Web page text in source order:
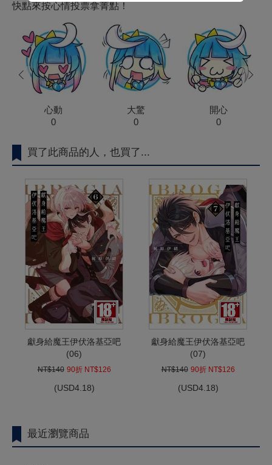
快點來按心情投票拿菁點！
心動
0
大驚
0
開心
0
prev next
買了此商品的人，也買了...
獻身給魔王伊伏洛基亞吧
(06)
NT$140 90折 NT$126
(USD4.18)
獻身給魔王伊伏洛基亞吧
(07)
NT$140 90折 NT$126
(USD4.18)
最近瀏覽商品